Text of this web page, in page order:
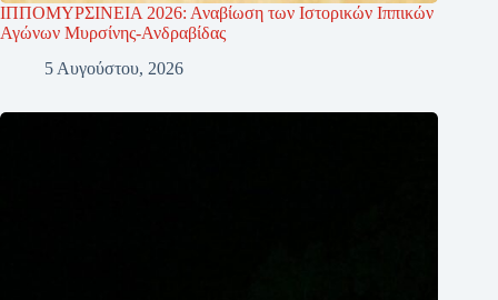
ΙΠΠΟΜΥΡΣΙΝΕΙΑ 2026: Αναβίωση των Ιστορικών Ιππικών
Αγώνων Μυρσίνης-Ανδραβίδας
5 Αυγούστου, 2026